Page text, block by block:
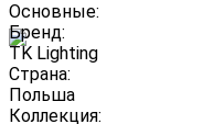
Основные:
Бренд:
TK Lighting
Страна:
Польша
Коллекция: